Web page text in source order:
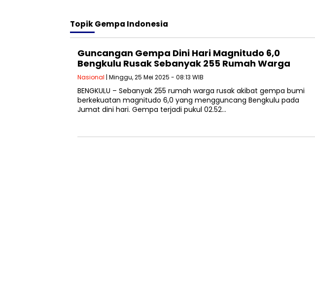
TopikGempa Indonesia
Guncangan Gempa Dini Hari Magnitudo 6,0
Bengkulu Rusak Sebanyak 255 Rumah Warga
Nasional | Minggu, 25 Mei 2025 - 08:13 WIB
BENGKULU – Sebanyak 255 rumah warga rusak akibat gempa bumi
berkekuatan magnitudo 6,0 yang mengguncang Bengkulu pada
Jumat dini hari. Gempa terjadi pukul 02.52…